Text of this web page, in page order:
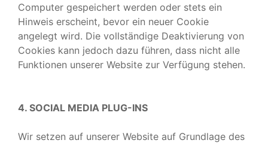
Computer gespeichert werden oder stets ein
Hinweis erscheint, bevor ein neuer Cookie
angelegt wird. Die vollständige Deaktivierung von
Cookies kann jedoch dazu führen, dass nicht alle
Funktionen unserer Website zur Verfügung stehen.
4. SOCIAL MEDIA PLUG-INS
Wir setzen auf unserer Website auf Grundlage des